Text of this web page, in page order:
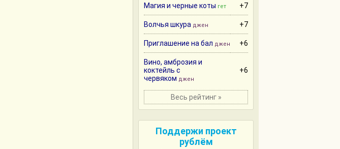
Магия и черные коты гет +7
Волчья шкура джен +7
Приглашение на бал джен +6
Вино, амброзия и
коктейль с
червяком джен
+6
Весь рейтинг »
Поддержи проект
рублём